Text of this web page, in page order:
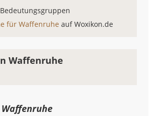
für Waffenruheauf Woxikon.de
Waffenruhe
Waffenruhe